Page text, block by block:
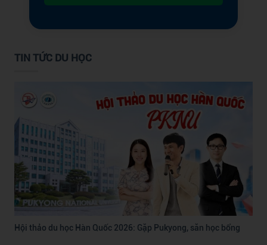
TIN TỨC DU HỌC
Hội thảo du học Hàn Quốc 2026: Gặp Pukyong, săn học bổng